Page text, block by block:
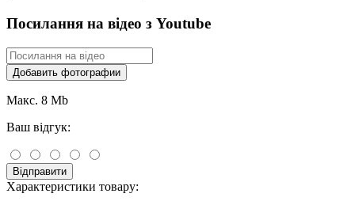
Посилання на відео з Youtube
Добавить фотографии
Макс. 8 Mb
Ваш відгук:
Відправити
Характеристики товару: